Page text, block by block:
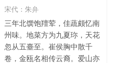
宋代： 朱弁
三年北馔饱羶荤，佳蔬颇忆南
州味。地菜方为九夏珎，天花
忽从五臺至。崔侯胸中散千
卷，金瓯名相传云裔。爱山亦